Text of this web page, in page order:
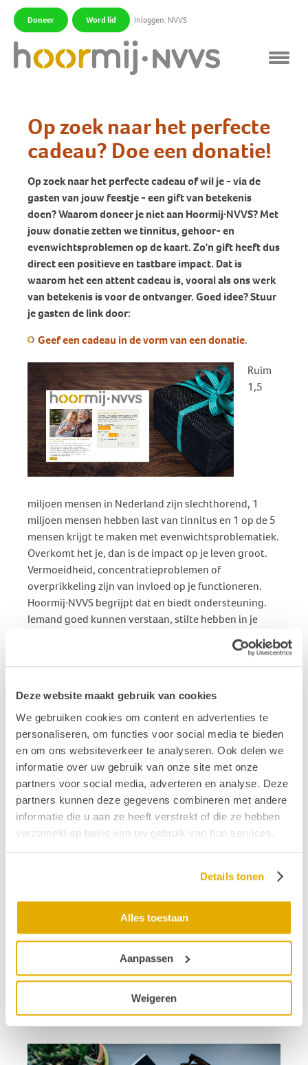
Deze website maakt gebruik van cookies
We gebruiken cookies om content en advertenties te
personaliseren, om functies voor social media te bieden
en om ons websiteverkeer te analyseren. Ook delen we
informatie over uw gebruik van onze site met onze
partners voor social media, adverteren en analyse. Deze
partners kunnen deze gegevens combineren met andere
informatie die u aan ze heeft verstrekt of die ze hebben
verzameld op basis van uw gebruik van hun services.
Details tonen
Alles toestaan
Aanpassen
Weigeren
Doneer Word lid Inloggen: NVVS
Op zoek naar het perfecte
cadeau? Doe een donatie!
Op zoek naar het perfecte cadeau of wil je - via de
gasten van jouw feestje - een gift van betekenis
doen? Waarom doneer je niet aan Hoormij∙NVVS? Met
jouw donatie zetten we tinnitus, gehoor- en
evenwichtsproblemen op de kaart. Zo'n gift heeft dus
direct een positieve en tastbare impact. Dat is
waarom het een attent cadeau is, vooral als ons werk
van betekenis is voor de ontvanger. Goed idee? Stuur
je gasten de link door:
Geef een cadeau in de vorm van een donatie.
Ruim
1,5
miljoen mensen in Nederland zijn slechthorend, 1
miljoen mensen hebben last van tinnitus en 1 op de 5
mensen krijgt te maken met evenwichtsproblematiek.
Overkomt het je, dan is de impact op je leven groot.
Vermoeidheid, concentratieproblemen of
overprikkeling zijn van invloed op je functioneren.
Hoormij∙NVVS begrijpt dat en biedt ondersteuning.
Iemand goed kunnen verstaan, stilte hebben in je
hoofd en alledaagse activiteiten ondernemen zonder
duizeligheidsaanval, moet vanzelfsprekend zijn voor
iedereen.
Dus geef je een feestje en geef je om mensen met
gehoor- en evenwichtsproblematiek? Of op zoek naar
een attent cadeau voor Sinterklaas of Kerst? Wijs ze
op de mogelijkheid om tedoneren
aan Hoormij∙NVVS
Publicatiedatum: 09 maart 2023
Ontvang de nieuwste ontwikkelingen eenvoudig via